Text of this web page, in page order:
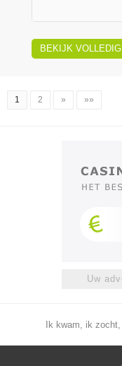
BEKIJK VOLLEDIG
1 2 » »»
Uw
Ik kwam, ik